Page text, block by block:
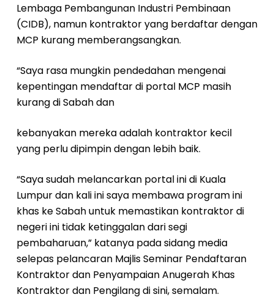
Lembaga Pembangunan Industri Pembinaan
(CIDB), namun kontraktor yang berdaftar dengan
MCP kurang memberangsangkan.
“Saya rasa mungkin pendedahan mengenai
kepentingan mendaftar di portal MCP masih
kurang di Sabah dan
kebanyakan mereka adalah kontraktor kecil
yang perlu dipimpin dengan lebih baik.
“Saya sudah melancarkan portal ini di Kuala
Lumpur dan kali ini saya membawa program ini
khas ke Sabah untuk memastikan kontraktor di
negeri ini tidak ketinggalan dari segi
pembaharuan,” katanya pada sidang media
selepas pelancaran Majlis Seminar Pendaftaran
Kontraktor dan Penyampaian Anugerah Khas
Kontraktor dan Pengilang di sini, semalam.